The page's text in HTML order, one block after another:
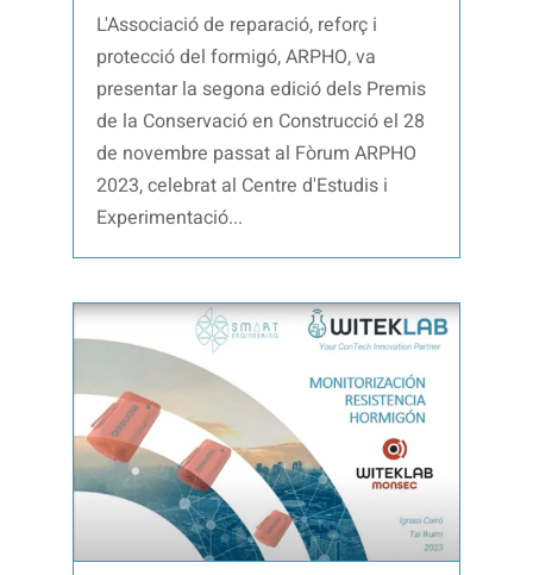
L'Associació de reparació, reforç i
protecció del formigó, ARPHO, va
presentar la segona edició dels Premis
de la Conservació en Construcció el 28
de novembre passat al Fòrum ARPHO
2023, celebrat al Centre d'Estudis i
Experimentació...